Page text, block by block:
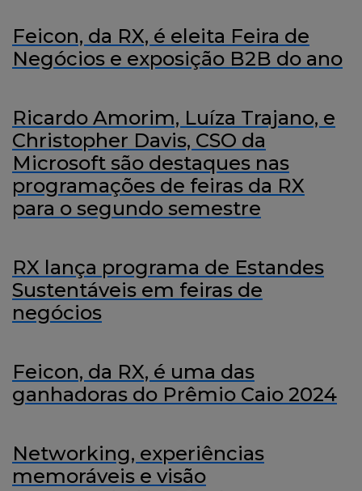
Feicon, da RX, é eleita Feira de
Negócios e exposição B2B do ano
Ricardo Amorim, Luíza Trajano, e
Christopher Davis, CSO da
Microsoft são destaques nas
programações de feiras da RX
para o segundo semestre
RX lança programa de Estandes
Sustentáveis em feiras de
negócios
Feicon, da RX, é uma das
ganhadoras do Prêmio Caio 2024
Networking, experiências
memoráveis e visão